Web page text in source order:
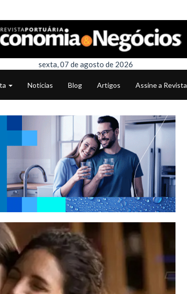
sexta, 07 de agosto de 2026
Notícias Blog Artigos Assine a Revista